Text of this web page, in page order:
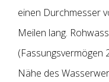
einen Durchmesser
Meilen lang.
(Fassungsvermögen
Nähe des